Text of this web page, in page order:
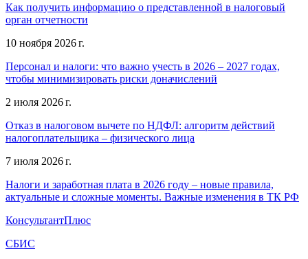
Как получить информацию о представленной в налоговый
орган отчетности
10 ноября 2026 г.
Персонал и налоги: что важно учесть в 2026 – 2027 годах,
чтобы минимизировать риски доначислений
2 июля 2026 г.
Отказ в налоговом вычете по НДФЛ: алгоритм действий
налогоплательщика – физического лица
7 июля 2026 г.
Налоги и заработная плата в 2026 году – новые правила,
актуальные и сложные моменты. Важные изменения в ТК РФ
КонсультантПлюс
СБИС